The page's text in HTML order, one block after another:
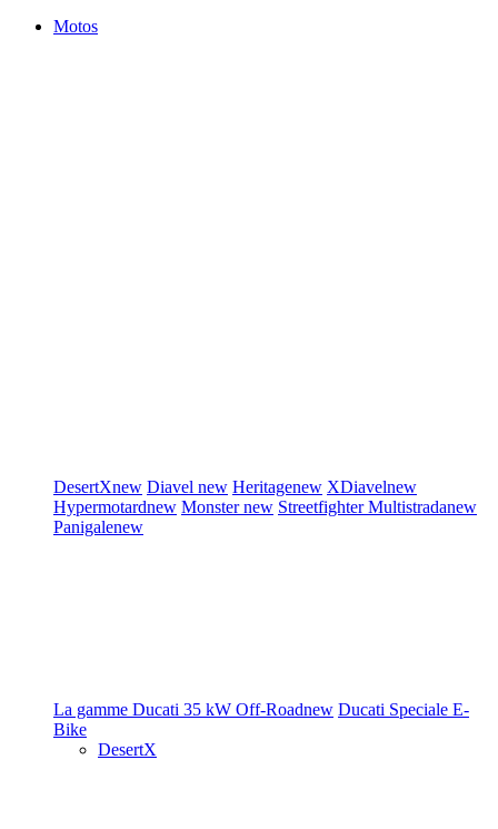
Motos
DesertXnew Diavel new Heritagenew XDiavelnew
Hypermotardnew Monsternew StreetfighterMultistradanew
Panigalenew
La gamme Ducati 35 kW Off-Roadnew Ducati Speciale E-
Bike
DesertX